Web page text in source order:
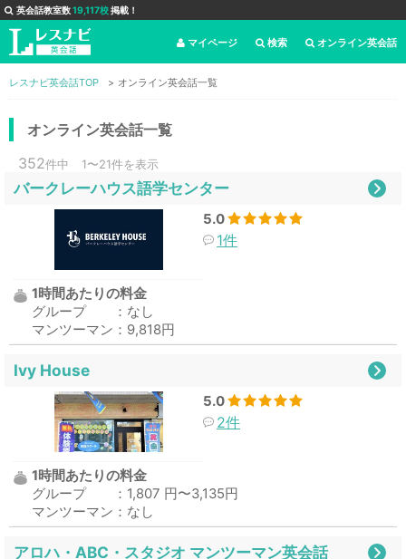
英会話教室数19,117校掲載！
オンライン英会話
検索
マイページ
レスナビ英会話TOP オンライン英会話一覧
オンライン英会話一覧
352件中 1〜21件を表示
バークレーハウス語学センター
5.0
1件
1時間あたりの料金
グループ ：なし
マンツーマン：9,818円
Ivy House
5.0
2件
1時間あたりの料金
グループ ：1,807 円〜3,135円
マンツーマン：なし
アロハ・ABC・スタジオ マンツーマン英会話